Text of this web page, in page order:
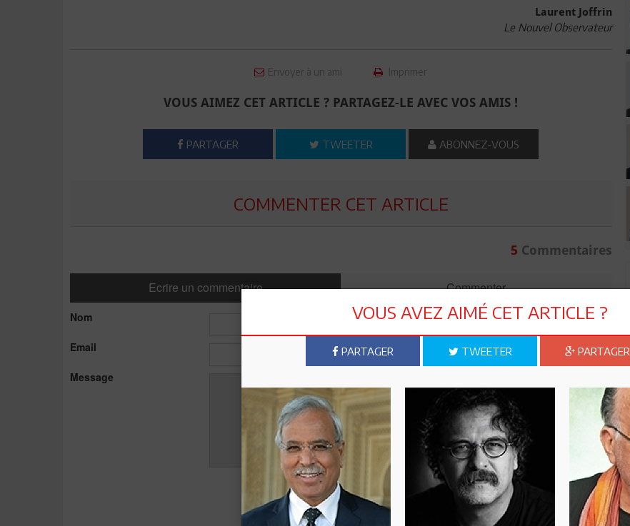
Laurent Joffrin
Le Nouvel Observateur
Envoyer à un ami Imprimer
VOUS AIMEZ CET ARTICLE ? PARTAGEZ-LE AVEC VOS AMIS !
PARTAGER TWEETER ABONNEZ-VOUS
COMMENTER CET ARTICLE
5 Commentaires
Ecrire un commentaire Commenter
Nom
Email
Message
Envoyer
VOUS AVEZ AIMÉ CET ARTICLE ?
PARTAGER TWEETER PARTAGER